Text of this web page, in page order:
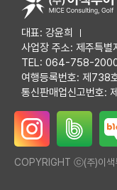
대표: 강윤희
사업장 주소: 제주특
TEL: 064-758-
여행등록번호: 제738
통신판매업신고번호:
COPYRIGHT ⓒ(주)이색